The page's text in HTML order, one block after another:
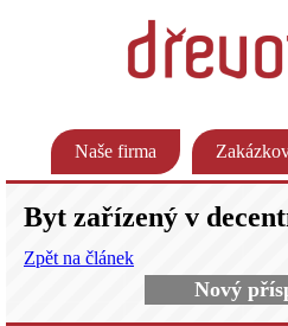
Naše firma
Byt zařízený v
Zpět na článek
Nový